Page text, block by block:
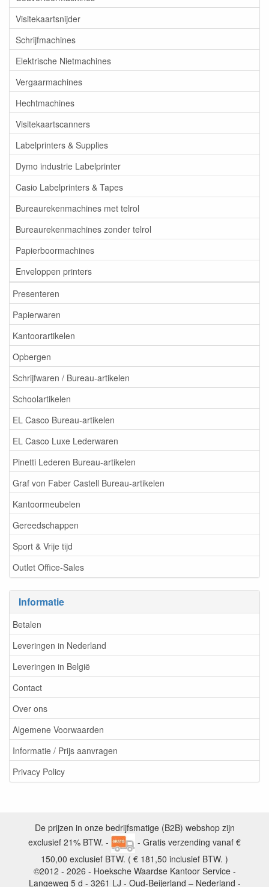
Visitekaartsnijder
Schrijfmachines
Elektrische Nietmachines
Vergaarmachines
Hechtmachines
Visitekaartscanners
Labelprinters & Supplies
Dymo industrie Labelprinter
Casio Labelprinters & Tapes
Bureaurekenmachines met telrol
Bureaurekenmachines zonder telrol
Papierboormachines
Enveloppen printers
Presenteren
Papierwaren
Kantoorartikelen
Opbergen
Schrijfwaren / Bureau-artikelen
Schoolartikelen
EL Casco Bureau-artikelen
EL Casco Luxe Lederwaren
Pinetti Lederen Bureau-artikelen
Graf von Faber Castell Bureau-artikelen
Kantoormeubelen
Gereedschappen
Sport & Vrije tijd
Outlet Office-Sales
Informatie
Betalen
Leveringen in Nederland
Leveringen in België
Contact
Over ons
Algemene Voorwaarden
Informatie / Prijs aanvragen
Privacy Policy
De prijzen in onze bedrijfsmatige (B2B) webshop zijn
exclusief 21% BTW. -
- Gratis verzending vanaf €
150,00 exclusief BTW. ( € 181,50 inclusief BTW. )
©2012 - 2026 - Hoeksche Waardse Kantoor Service -
Langeweg 5 d - 3261 LJ - Oud-Beijerland – Nederland -